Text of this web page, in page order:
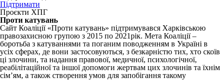
Підтримати
Проєкти ХПГ
Проти катувань
Сайт Коаліції «Проти катувань» підтримувався Харківською
правозахисною групою з 2015 по 2021рік. Мета Коаліції –
боротьба з катуваннями та поганим поводженням в Україні в
усіх сферах, де вони застосовуються, з безкарністю тих, хто скоїв
ці злочини, та надання правової, медичної, психологічної,
реабілітаційної та іншої допомоги жертвам цих злочинів та їхнім
сім’ям, а також створення умов для запобігання такому